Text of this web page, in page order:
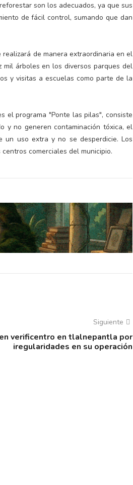
son los adecuados, ya que sus
de fácil control, sumando que dan
de manera extraordinaria en el
árboles en los diversos parques del
y visitas a escuelas como parte de la
el programa "Ponte las pilas", consiste
y no generen contaminación tóxica, el
un uso extra y no se desperdicie. Los
comerciales del municipio.
Siguiente
verificentro en tlalnepantla por
iregularidades en su operación